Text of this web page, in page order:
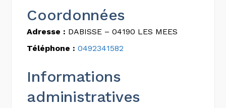
Coordonnées
Adresse : DABISSE – 04190 LES MEES
Téléphone : 0492341582
Informations
administratives